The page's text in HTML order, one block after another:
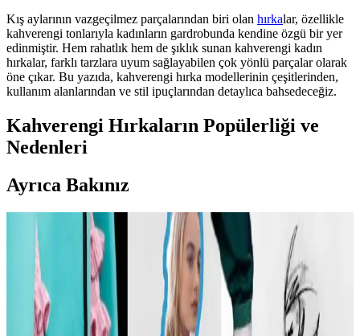
Kış aylarının vazgeçilmez parçalarından biri olan hırkalar, özellikle
kahverengi tonlarıyla kadınların gardrobunda kendine özgü bir yer
edinmiştir. Hem rahatlık hem de şıklık sunan kahverengi kadın
hırkalar, farklı tarzlara uyum sağlayabilen çok yönlü parçalar olarak
öne çıkar. Bu yazıda, kahverengi hırka modellerinin çeşitlerinden,
kullanım alanlarından ve stil ipuçlarından detaylıca bahsedeceğiz.
Kahverengi Hırkaların Popülerliği ve
Nedenleri
Ayrıca Bakınız
Carolyn Bessette Kennedy Stili ve 90'lar
Minimalizminin Günümüzdeki Yansımaları
Carolyn Bessette Kennedy'nin 90'lar minimalizmini yansıtan stili,
fiziksel özelliklere dayalı popülerliği ve aşırı yüceltilmesiyle
tartışılıyor. Günümüzde moda daha fazla bireysellik ve çeşitlilik
arıyor.